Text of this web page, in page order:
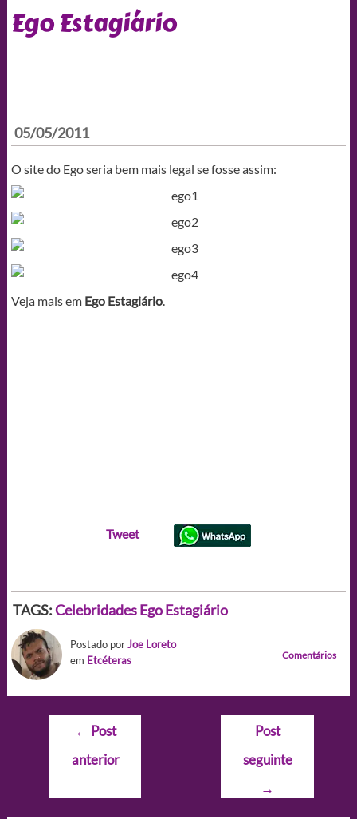
Ego Estagiário
05/05/2011
O site do Ego seria bem mais legal se fosse assim:
Veja mais em Ego Estagiário.
Tweet
TAGS:CelebridadesEgo Estagiário
Postado porJoe Loreto
em Etcéteras Comentários
Navegação
Post
← Post
anterior
Post
seguinte
→